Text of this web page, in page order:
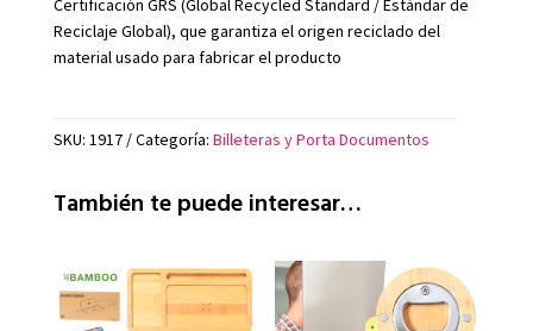
Certificación GRS (Global Recycled Standard / Estándar de
Reciclaje Global), que garantiza el origen reciclado del
material usado para fabricar el producto
SKU: 1917 Categoría: Billeteras y Porta Documentos
También te puede interesar…